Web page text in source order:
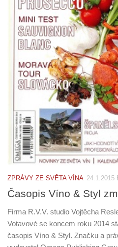
ZPRÁVY ZE SVĚTA VÍNA 24.1.2015
Časopis Víno & Styl
Firma R.V.V. studio Vojtěcha
Votavové se koncem roku 2014
časopis Víno & Styl. Značku a